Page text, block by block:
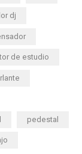
dj
de estudio
pedestal